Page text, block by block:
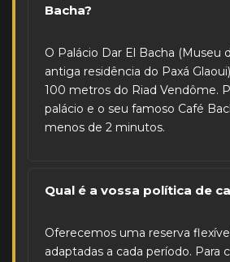
Bacha?
O Palácio Dar El Bacha (Museu
antiga residência do Paxá
100 metros do Riad Vendôme.
palácio e o seu famoso Café
menos de 2 minutos.
Qual é a vossa política de
Oferecemos uma reserva
adaptadas a cada período. Para